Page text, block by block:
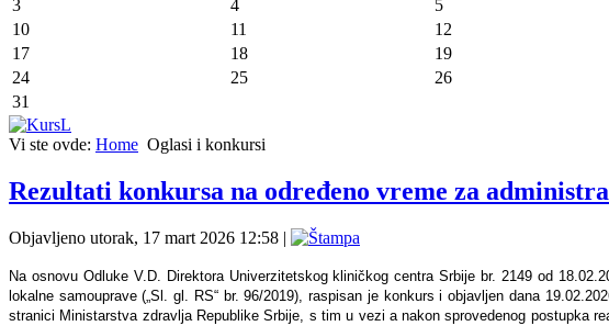
3
4 5
10
11 12
17
18 19
24
25 26
31
Vi ste ovde: Home Oglasi i konkursi
Rezultati konkursa na određeno vreme za
Objavljeno utorak, 17 mart 2026 12:58 |
Na osnovu Odluke V.D. Direktora Univerzitetskog kliničkog centra Srbije br. 2149 od
lokalne samouprave („Sl. gl. RS“ br. 96/2019), raspisan je konkurs i objavljen dana
stranici Ministarstva zdravlja Republike Srbije, s tim u vezi a nakon sprovedenog postupka